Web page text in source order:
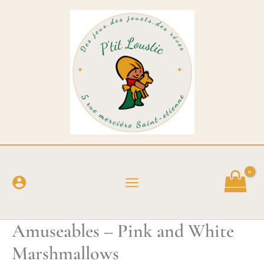
Amuseables – Pink and White
Marshmallows